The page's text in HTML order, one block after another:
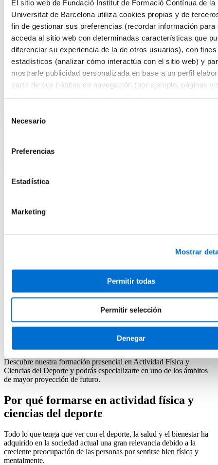
El sitio web de Fundació Institut de Formació Contínua de la
Universitat de Barcelona utiliza cookies propias y de
fin de gestionar sus preferencias (recordar información para
acceda al sitio web con determinadas características que
diferenciar su experiencia de la de otros usuarios), con fines
estadísticos (analizar cómo interactúa con el sitio web) y
mostrarle publicidad personalizada en base a un perfil
partir de sus hábitos de navegación (por ejemplo, páginas
Necesario
Preferencias
Estadística
Marketing
Mostrar
Permitir todas
Permitir selección
Denegar
deporte
Programas presenciales en Actividad
física y ciencias del deporte
Descubre nuestra formación presencial en actividad física y ciencias
del deporte. La mejor forma de dar un paso adelante en tu carrera
profesional.
Filtros
Presencial
Añadir a favoritos
Programas presenciales en Actividad
Física y Ciencias del Deporte
Descubre nuestra formación presencial en Actividad Física y
Ciencias del Deporte y podrás especializarte en uno de los ámbitos
de mayor proyección de futuro.
Por qué formarse en actividad física y
ciencias del deporte
Todo lo que tenga que ver con el deporte, la salud y el bienestar ha
adquirido en la sociedad actual una gran relevancia debido a la
creciente preocupación de las personas por sentirse bien física y
mentalmente.